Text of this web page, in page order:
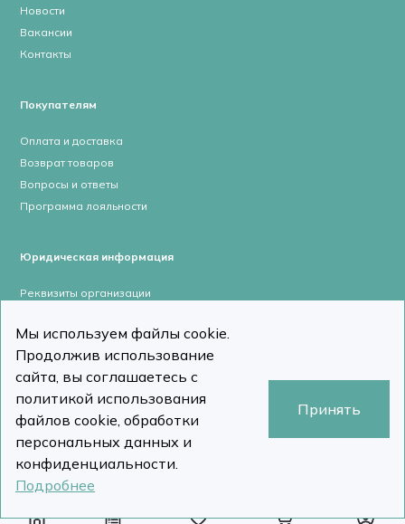
Новости
Вакансии
Контакты
Покупателям
Оплата и доставка
Возврат товаров
Вопросы и ответы
Программа лояльности
Юридическая информация
Реквизиты организации
Пользовательское соглашение
Политика конфиденциальности
stomcomp.ru © Все права защищены 2026
Мы используем файлы cookie.
Продолжив использование
сайта, вы соглашаетесь с
политикой использования
файлов cookie, обработки
персональных данных и
конфиденциальности.
Подробнее
Принять